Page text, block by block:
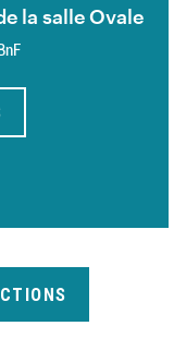
la salle Ovale